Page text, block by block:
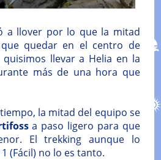
a llover por lo que la mitad
quedar en el centro de
llevar a Helia en la
más de una hora que
la mitad del equipo se
a paso ligero para que
El trekking aunque lo
(Fácil) no lo es tanto.